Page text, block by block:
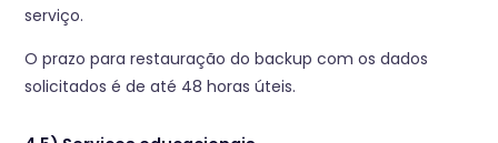
serviço.
O prazo para restauração do backup com os dados
solicitados é de até 48 horas úteis.